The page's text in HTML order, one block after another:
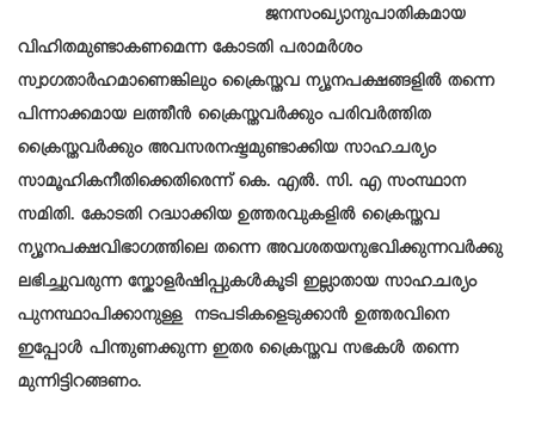
ജനസംഖ്യാനുപാതികമായ
വിഹിതമുണ്ടാകണമെന്ന കോടതി പരാമര്‍ശം
സ്വാഗതാര്‍ഹമാണെങ്കിലും ക്രൈസ്തവ ന്യൂനപക്ഷങ്ങളില്‍ തന്നെ
പിന്നാക്കമായ ലത്തീന്‍ ക്രൈസ്തവര്‍ക്കും പരിവര്‍ത്തിത
ക്രൈസ്തവര്‍ക്കും അവസരനഷ്ടമുണ്ടാക്കിയ സാഹചര്യം
സാമൂഹികനീതിക്കെതിരെന്ന് കെ. എല്‍. സി. എ സംസ്ഥാന
സമിതി. കോടതി റദ്ധാക്കിയ ഉത്തരവുകളില്‍ ക്രൈസ്തവ
ന്യൂനപക്ഷവിഭാഗത്തിലെ തന്നെ അവശതയനുഭവിക്കുന്നവര്‍ക്കു
ലഭിച്ചുവരുന്ന സ്കോളര്‍ഷിപ്പുകള്‍കൂടി ഇല്ലാതായ സാഹചര്യം
പുനസ്ഥാപിക്കാനുള്ള നടപടികളെടുക്കാന്‍ ഉത്തരവിനെ
ഇപ്പോള്‍ പിന്തുണക്കുന്ന ഇതര ക്രൈസ്തവ സഭകള്‍ തന്നെ
മുന്നിട്ടിറങ്ങണം.